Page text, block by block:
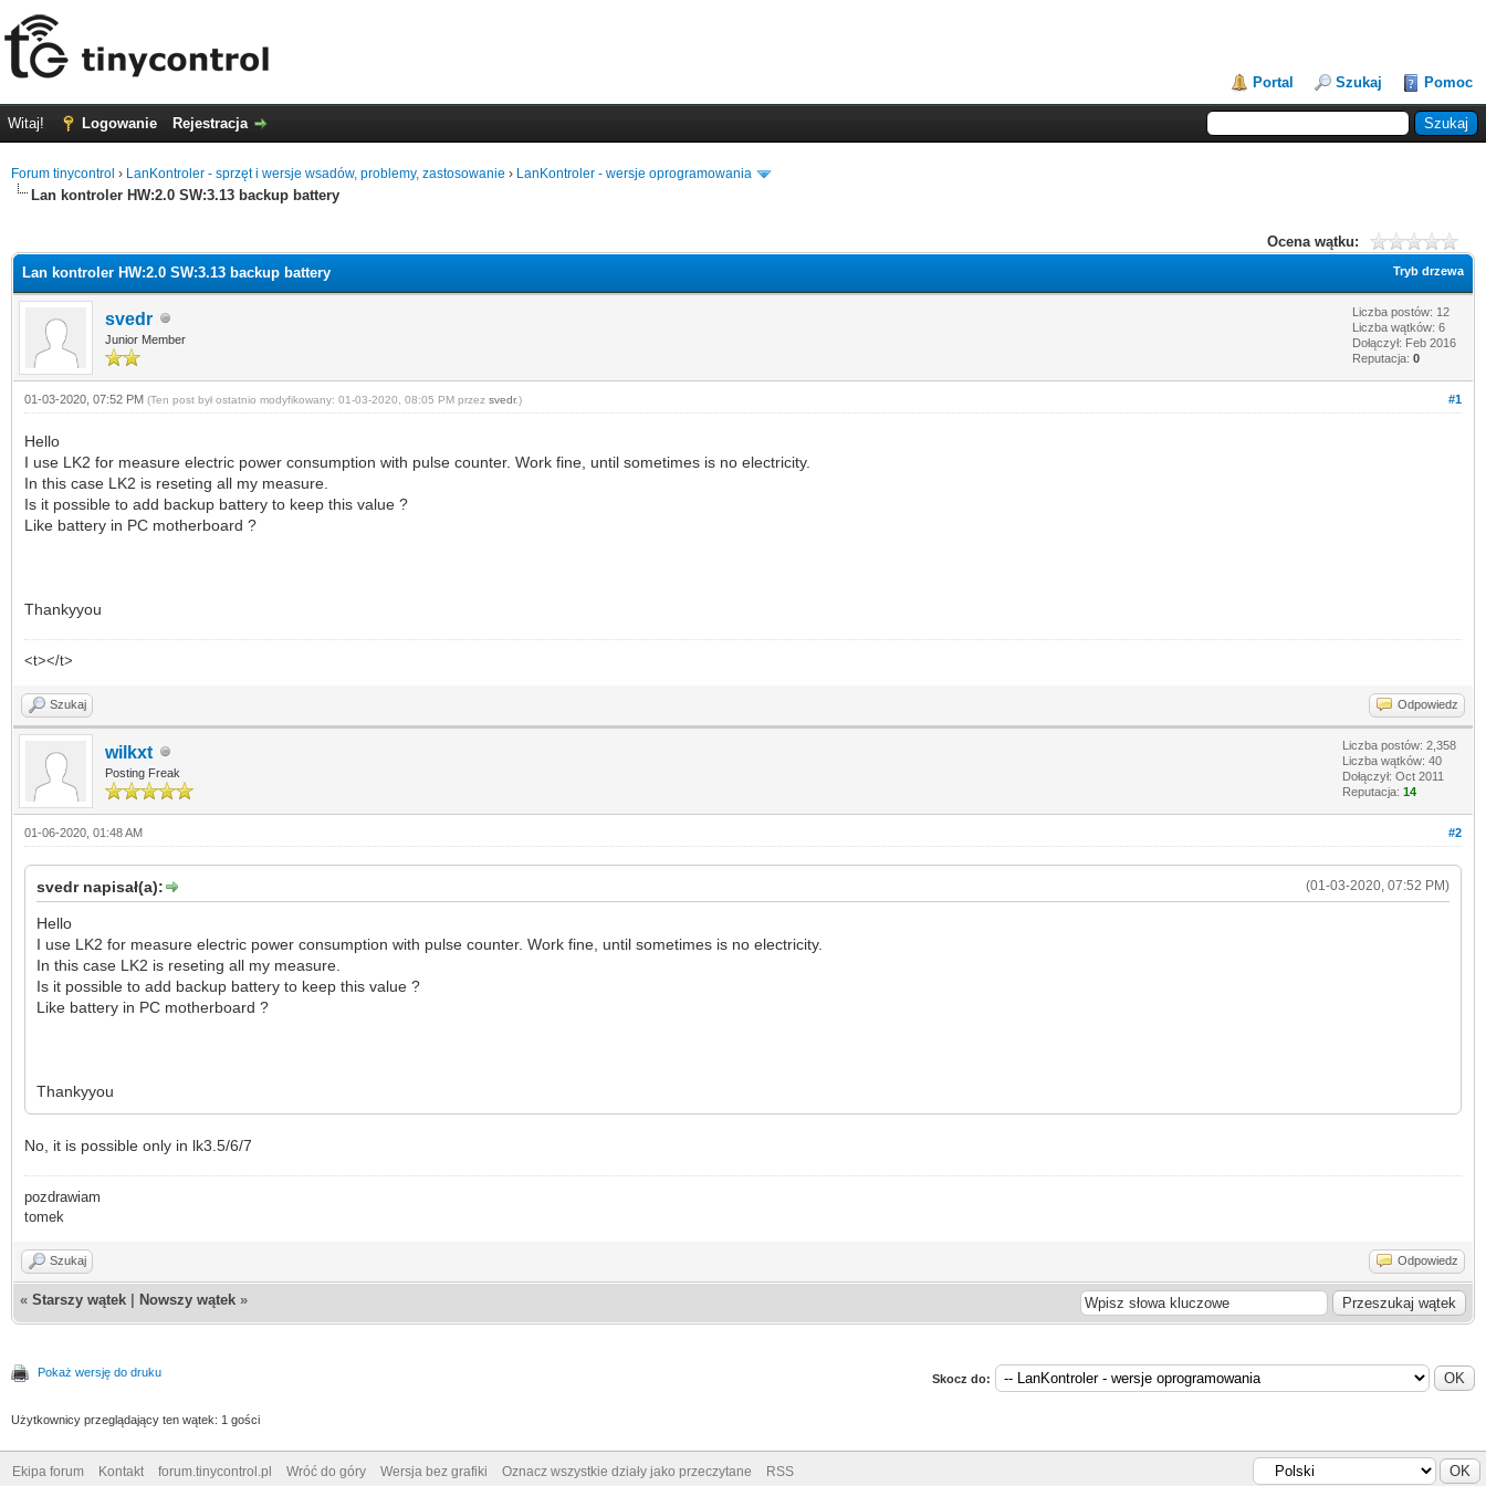
Portal Szukaj Pomoc
Witaj! Logowanie Rejestracja
Forum tinycontrol › LanKontroler - sprzęt i wersje wsadów, problemy, zastosowanie › LanKontroler - wersje oprogramowania
Lan kontroler HW:2.0 SW:3.13 backup battery
Ocena wątku:
Tryb drzewa
Lan kontroler HW:2.0 SW:3.13 backup battery
svedr
Junior Member
Liczba postów: 12
Liczba wątków: 6
Dołączył: Feb 2016
Reputacja: 0
#1
01-03-2020, 07:52 PM (Ten post był ostatnio modyfikowany: 01-03-2020, 08:05 PM przez svedr.)
Hello
I use LK2 for measure electric power consumption with pulse counter. Work fine, until sometimes is no electricity.
In this case LK2 is reseting all my measure.
Is it possible to add backup battery to keep this value ?
Like battery in PC motherboard ?
Thankyyou
<t></t>
Szukaj Odpowiedz
wilkxt
Posting Freak
Liczba postów: 2,358
Liczba wątków: 40
Dołączył: Oct 2011
Reputacja: 14
#2
01-06-2020, 01:48 AM
(01-03-2020, 07:52 PM)
svedr napisał(a):
Hello
I use LK2 for measure electric power consumption with pulse counter. Work fine, until sometimes is no electricity.
In this case LK2 is reseting all my measure.
Is it possible to add backup battery to keep this value ?
Like battery in PC motherboard ?
Thankyyou
No, it is possible only in lk3.5/6/7
pozdrawiam
tomek
Szukaj Odpowiedz
« Starszy wątek Nowszy wątek »
Pokaż wersję do druku Skocz do:
Użytkownicy przeglądający ten wątek: 1 gości
Ekipa forum Kontakt forum.tinycontrol.pl Wróć do góry Wersja bez grafiki Oznacz wszystkie działy jako przeczytane RSS